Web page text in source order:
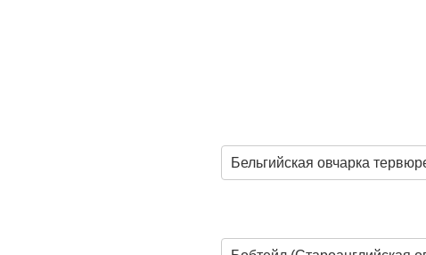
Бельгийская овчарка